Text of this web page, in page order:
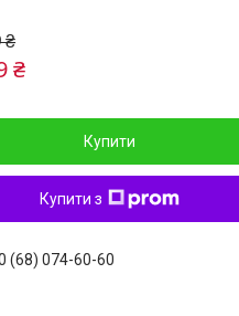
₴
₴
Купити
Купити з
(68) 074-60-60